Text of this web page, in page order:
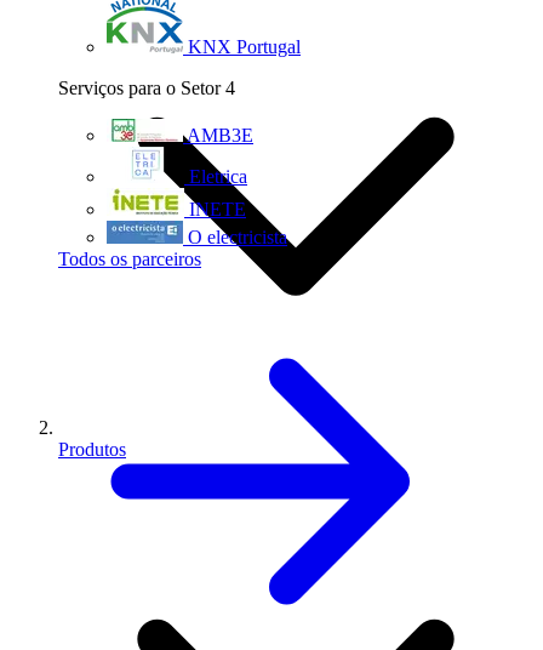
KNX Portugal
Serviços para o Setor 4
AMB3E
Eletrica
INETE
O electricista
Todos os parceiros
Produtos